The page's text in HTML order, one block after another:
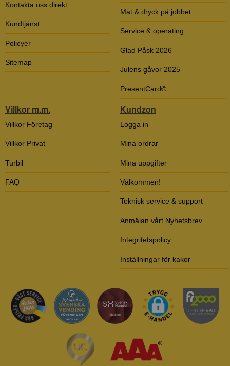
Kontakta oss direkt
Kundtjänst
Policyer
Sitemap
Mat & dryck på jobbet
Service & operating
Glad Påsk 2026
Julens gåvor 2025
PresentCard©
Villkor m.m.
Villkor Företag
Villkor Privat
Turbil
FAQ
Kundzon
Logga in
Mina ordrar
Mina uppgifter
Välkommen!
Teknisk service & support
Anmälan vårt Nyhetsbrev
Integritetspolicy
Inställningar för kakor